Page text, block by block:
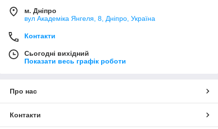
м. Дніпро
вул Академіка Янгеля, 8, Дніпро, Україна
Контакти
Сьогодні вихідний
Показати весь графік роботи
Про нас
Контакти